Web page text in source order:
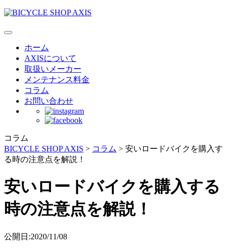
ホーム
AXISについて
取扱いメーカー
メンテナンス料金
コラム
お問い合わせ
コラム
BICYCLE SHOP AXIS > コラム > 安いロードバイクを購入す
る時の注意点を解説！
安いロードバイクを購入する
時の注意点を解説！
公開日:2020/11/08